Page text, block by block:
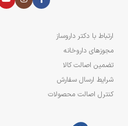
ارتباط با دکتر داروساز
مجوزهای داروخانه
تضمین اصالت کالا
شرایط ارسال سفارش
کنترل اصالت محصولات